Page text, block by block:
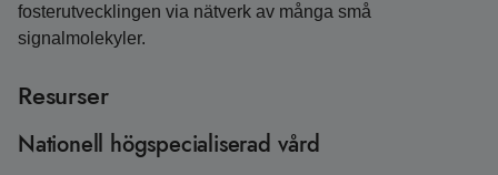
fosterutvecklingen via nätverk av många små
signalmolekyler.
Resurser
Nationell högspecialiserad vård